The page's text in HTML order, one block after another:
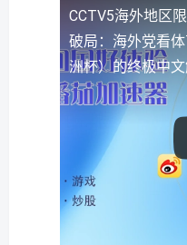
CCTV5海外地区限
破局：海外党看
洲杯）的终极中